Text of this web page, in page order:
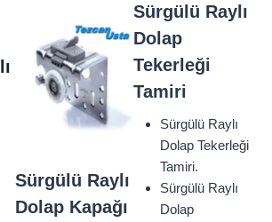
Sürgülü Raylı
Dolap Kapağı
Sürgülü Raylı
Dolap
Tekerleği
Tamiri
Sürgülü Raylı
Dolap Tekerleği
Tamiri.
Sürgülü Raylı
Dolap